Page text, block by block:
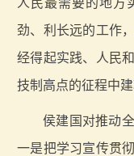
劲、利长远的工作
经得起实践、人民
技制高点的征程中建
侯建国对推动
一是把学习宣传贯